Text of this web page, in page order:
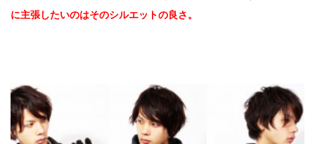
に主張したいのはそのシルエットの良さ。